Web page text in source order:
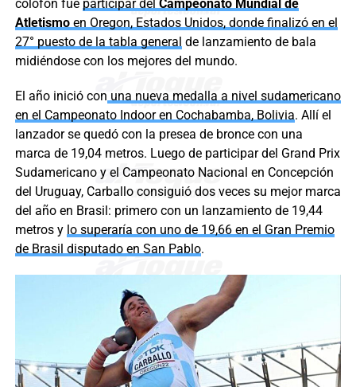
colofón fue participar del Campeonato Mundial de
Atletismo en Oregon, Estados Unidos, donde finalizó en el
27° puesto de la tabla general de lanzamiento de bala
midiéndose con los mejores del mundo.
El año inició con una nueva medalla a nivel sudamericano
en el Campeonato Indoor en Cochabamba, Bolivia. Allí el
lanzador se quedó con la presea de bronce con una
marca de 19,04 metros. Luego de participar del Grand Prix
Sudamericano y el Campeonato Nacional en Concepción
del Uruguay, Carballo consiguió dos veces su mejor marca
del año en Brasil: primero con un lanzamiento de 19,44
metros y lo superaría con uno de 19,66 en el Gran Premio
de Brasil disputado en San Pablo.